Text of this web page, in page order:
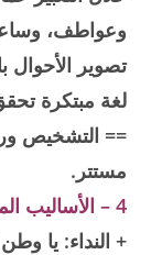
وعواطف،
تصوير الأحوال
لغة مبتكرة
== التشخيص
مستتر.
4 – الأساليب الموظفة في النص:
+ النداء: يا